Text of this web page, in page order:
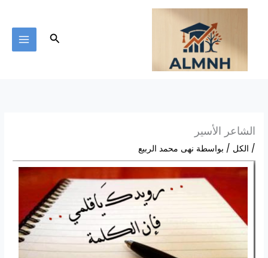
تخطي
البحث
الشاعر الأسير
/ الكل / بواسطة نهى محمد الربيع